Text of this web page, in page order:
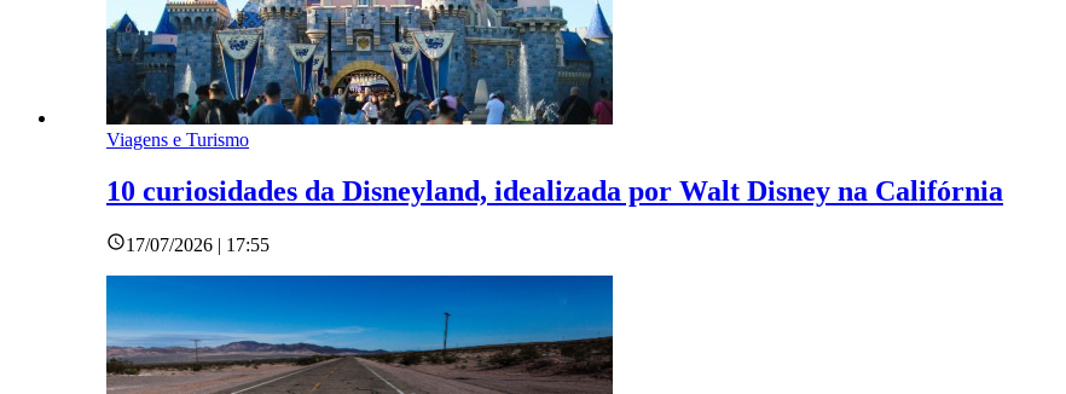
Viagens e Turismo
10 curiosidades da Disneyland, idealizada por Walt Disney na Califórnia
17/07/2026 | 17:55